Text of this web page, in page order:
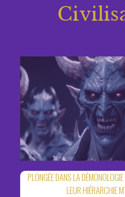
PLONGÉE DANS LA
LEUR HIÉRARCHIE